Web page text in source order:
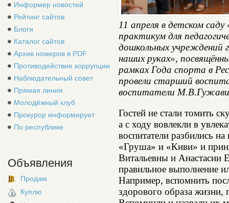
Информер новостей
Рейтинг сайтов
Блоги
Каталог сайтов
Архив номеров в PDF
Противодействие коррупции
Наблюдательный совет
Прямая линия
Молодёжный клуб
Прокурор информирует
По республике
Объявления
Продам
Куплю
11 апреля в детском
практикум для
дошкольных учреждений
наших руках»,
рамках Года спорта в
провели старший
воспитатели
Гостей не стали томить
а с ходу вовлекли в
воспитатели разбились
«Груша» и «Киви» и
Витальевны и Анастасии
правильное выполнение
Например, вспомнить
здорового образа жизни,